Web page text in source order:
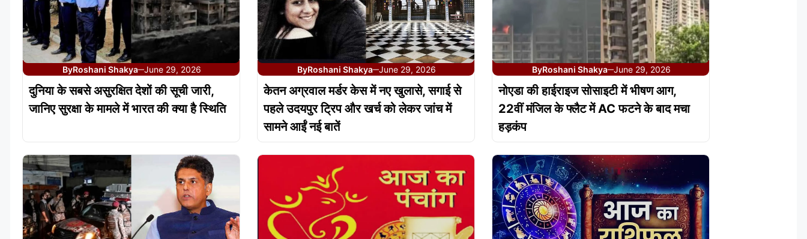
ByRoshani Shakya—June 29, 2026
दुनिया के सबसे असुरक्षित देशों की सूची जारी,
जानिए सुरक्षा के मामले में भारत की क्या है स्थिति
ByRoshani Shakya—June 29, 2026
केतन अग्रवाल मर्डर केस में नए खुलासे, सगाई से
पहले उदयपुर ट्रिप और खर्च को लेकर जांच में
सामने आईं नई बातें
ByRoshani Shakya—June 29, 2026
नोएडा की हाईराइज सोसाइटी में भीषण आग,
22वीं मंजिल के फ्लैट में AC फटने के बाद मचा
हड़कंप